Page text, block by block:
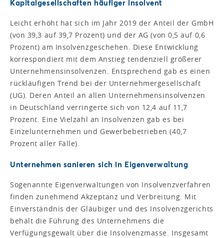
Kapitalgesellschaften häufiger insolvent
Leicht erhöht hat sich im Jahr 2019 der Anteil der GmbH
(von 39,3 auf 39,7 Prozent) und der AG (von 0,5 auf 0,6
Prozent) am Insolvenzgeschehen. Diese Entwicklung
korrespondiert mit dem Anstieg tendenziell größerer
Unternehmensinsolvenzen. Entsprechend gab es einen
rückläufigen Trend bei der Unternehmergesellschaft
(UG). Deren Anteil an allen Unternehmensinsolvenzen
in Deutschland verringerte sich von 12,4 auf 11,7
Prozent. Eine Vielzahl an Insolvenzen gab es bei
Einzelunternehmen und Gewerbebetrieben (40,7
Prozent aller Fälle).
Unternehmen sanieren sich in Eigenverwaltung
Sogenannte Eigenverwaltungen von Insolvenzverfahren
finden zunehmend Akzeptanz und Verbreitung. Mit
Einverständnis der Gläubiger und des Insolvenzgerichts
behält die Führung des Unternehmens die
Verfügungsgewalt über die Insolvenzmasse. Insgesamt